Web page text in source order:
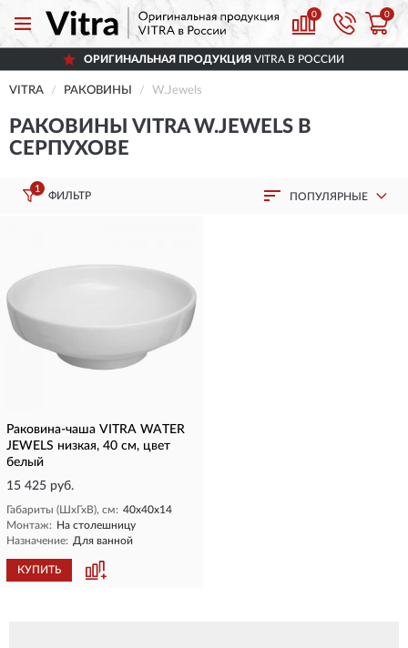
0 0
ОРИГИНАЛЬНАЯ ПРОДУКЦИЯ VITRA В РОССИИ
VITRA РАКОВИНЫ W.Jewels
РАКОВИНЫ VITRA W.JEWELS В
СЕРПУХОВЕ
1
ФИЛЬТР ПОПУЛЯРНЫЕ
Раковина-чаша VITRA WATER
JEWELS низкая, 40 cм, цвет
белый
15 425 руб.
Габариты (ШхГхВ), см: 40х40х14
Монтаж: На столешницу
Назначение: Для ванной
КУПИТЬ